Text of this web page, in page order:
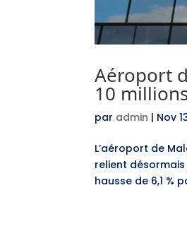
Aéroport
10
par admin | Nov
L’aéroport de
relient
hausse de 6,1 %